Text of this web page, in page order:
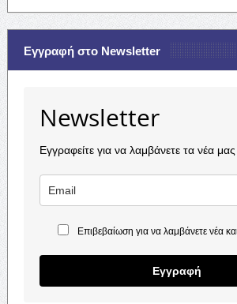
Εγγραφή στο Newsletter
Newsletter
Εγγραφείτε για να λαμβάνετε τα νέα μας
Επιβεβαίωση για να λαμβάνετε νέα
Εγγραφή